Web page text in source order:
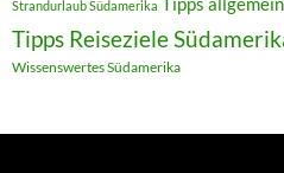
Strandurlaub Südamerika
Tipps Reiseziele
Wissenswertes Südamerika